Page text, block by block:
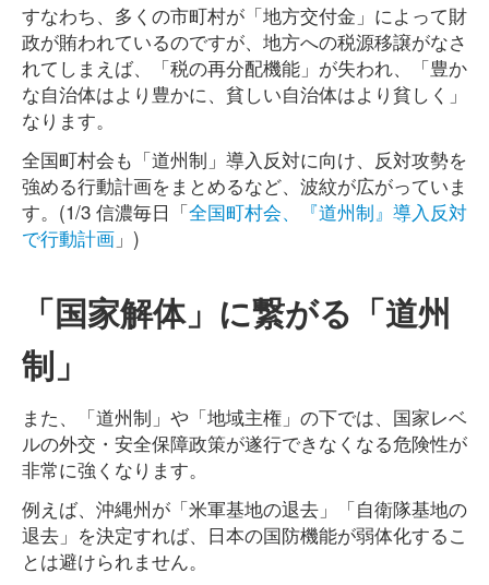
すなわち、多くの市町村が「地方交付金」によって財
政が賄われているのですが、地方への税源移譲がなさ
れてしまえば、「税の再分配機能」が失われ、「豊か
な自治体はより豊かに、貧しい自治体はより貧しく」
なります。
全国町村会も「道州制」導入反対に向け、反対攻勢を
強める行動計画をまとめるなど、波紋が広がっていま
す。(1/3 信濃毎日「全国町村会、『道州制』導入反対
で行動計画 」)
「国家解体」に繋がる「道州
制」
また、「道州制」や「地域主権」の下では、国家レベ
ルの外交・安全保障政策が遂行できなくなる危険性が
非常に強くなります。
例えば、沖縄州が「米軍基地の退去」「自衛隊基地の
退去」を決定すれば、日本の国防機能が弱体化するこ
とは避けられません。